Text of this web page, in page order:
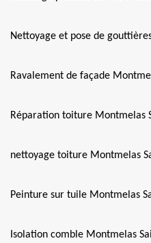
Nettoyage et pose de
Ravalement de façade
Réparation toiture Montmelas
nettoyage toiture Montmelas
Peinture sur tuile Montmelas
Isolation comble Montmelas